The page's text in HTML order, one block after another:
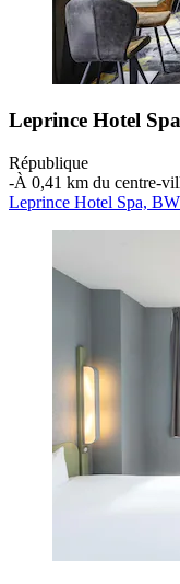
Leprince Hotel
République
‐À 0,41 km du centre-
Leprince Hotel Spa,